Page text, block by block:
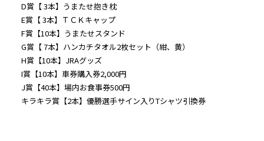
D賞【 3本】うまたせ抱き枕
E賞【 3本】ＴＣＫキャップ
F賞【10本】うまたせスタンド
G賞【 7本】ハンカチタオル2枚セット（紺、黄）
H賞【10本】JRAグッズ
I賞【10本】車券購入券2,000円
J賞【40本】場内お食事券500円
キラキラ賞【2本】優勝選手サイン入りTシャツ引換券